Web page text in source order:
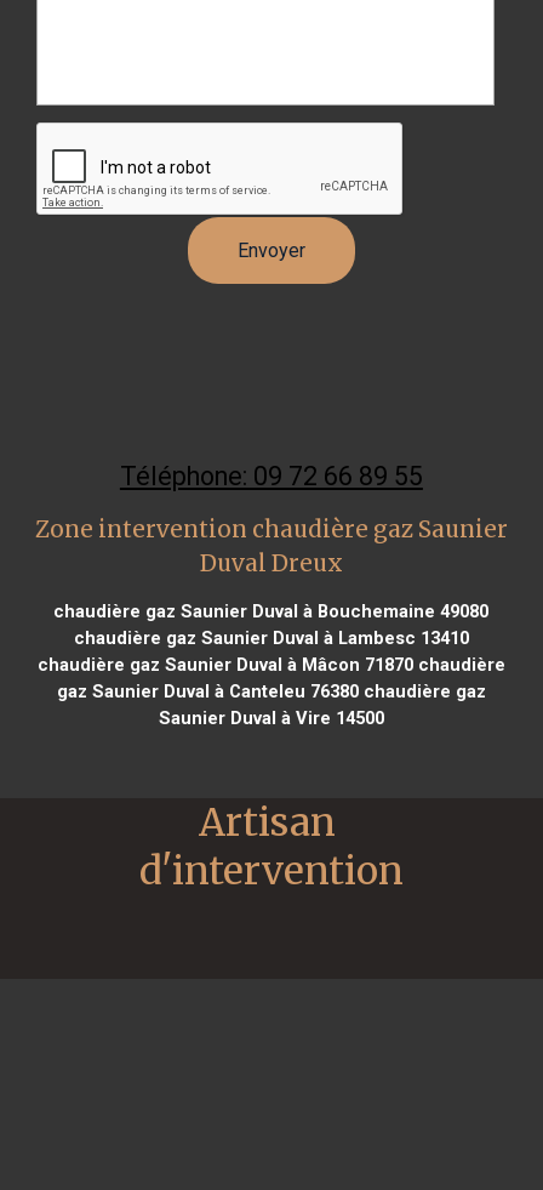
Téléphone: 09 72 66 89 55
Zone intervention chaudière gaz Saunier
Duval Dreux
chaudière gaz Saunier Duval à Bouchemaine 49080
chaudière gaz Saunier Duval à Lambesc 13410
chaudière gaz Saunier Duval à Mâcon 71870chaudière
gaz Saunier Duval à Canteleu 76380chaudière gaz
Saunier Duval à Vire 14500
Artisan
d'intervention